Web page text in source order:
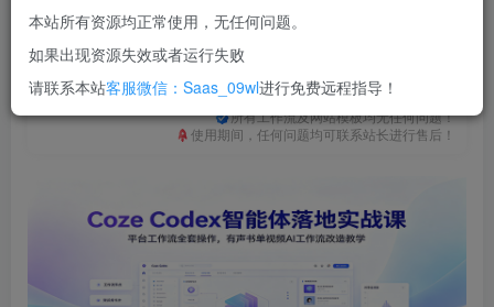
立即购买
您当前未登录！建议登陆后购买，可保存购买订单
一次购买，永久包更新！
购买会员，可免费下载全站资源！
所有工作流及网站模板均无任何问题！
使用期间，任何问题均可联系站长进行售后！
本站所有资源均正常使用，无任何问题。
如果出现资源失效或者运行失败
请联系本站客服微信：Saas_09wl进行免费远程指导！